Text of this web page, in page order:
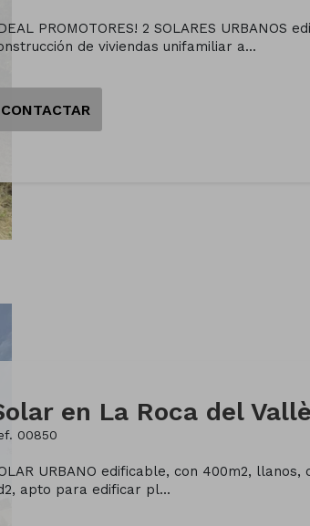
PROMOTORES! 2 SOLARES URBANOS
de viviendas unifamiliar a...
CONTACTAR
en La Roca del
00850
URBANO edificable, con 400m2,
apto para edificar pl...